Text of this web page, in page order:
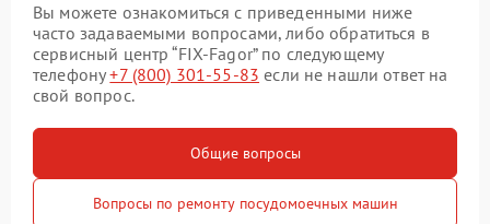
Вы можете ознакомиться с приведенными ниже
часто задаваемыми вопросами, либо обратиться в
сервисный центр “FIX-Fagor” по следующему
телефону+7 (800) 301-55-83 если не нашли ответ на
свой вопрос.
Общие вопросы
Вопросы по ремонту посудомоечных машин